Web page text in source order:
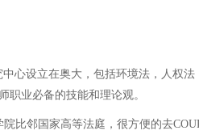
设立在奥大，包括环境法，人权
职业必备的技能和理论观。
邻国家高等法庭，很方便的去